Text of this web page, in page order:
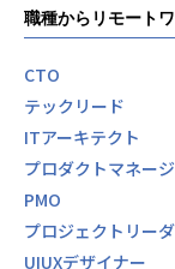
職種からリモート
CTO
テックリード
ITアーキテクト
プロダクトマネー
PMO
プロジェクトリー
UIUXデザイナー